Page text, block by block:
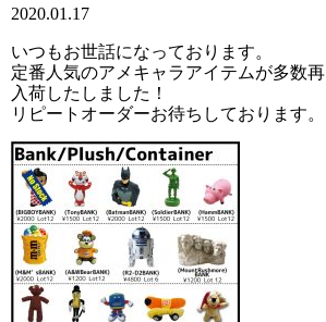
2020.01.17
いつもお世話になっております。
定番人気のアメキャラアイテムが多数再
入荷したしました！
リピートオーダーお待ちしております。